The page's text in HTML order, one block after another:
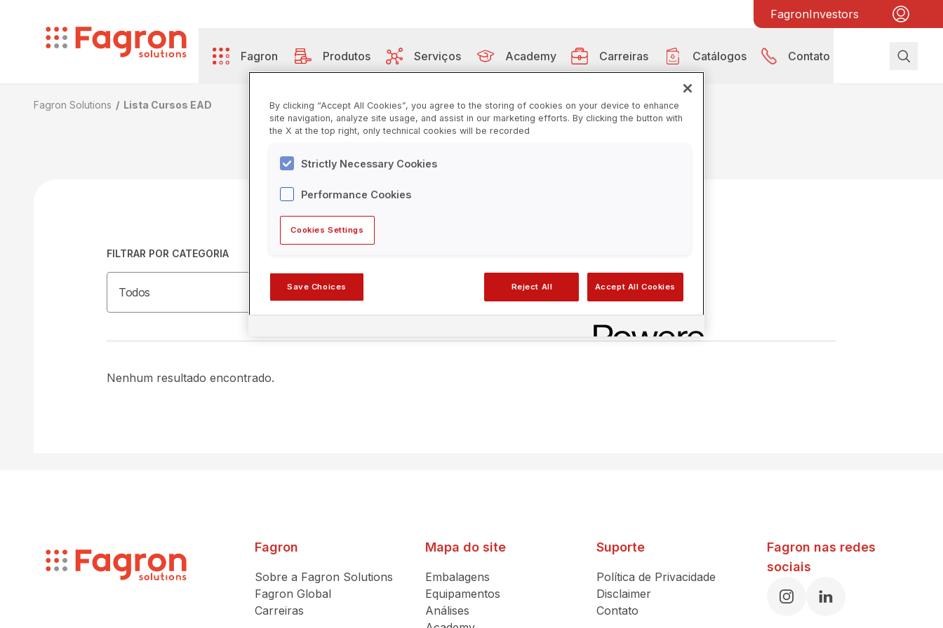
FagronInvestors
Fagron
Fagron Solutions
Produtos
Embalagens
Serviços
Nosso Laboratório
Academy
Video Platform
Carreiras
Vagas
Catálogos Contato
Fagron Solutions Lista Cursos EAD
FILTRAR POR CATEGORIA
Nenhum resultado encontrado.
Fagron
Sobre a Fagron Solutions
Fagron Global
Carreiras
Mapa do site
Embalagens
Equipamentos
Análises
Suporte
Política de Privacidade
Disclaimer
Contato
Fagron nas redes
sociais
By clicking “Accept All Cookies”, you agree to the storing of cookies on your device to enhance
site navigation, analyze site usage, and assist in our marketing efforts. By clicking the button with
the X at the top right, only technical cookies will be recorded
Strictly Necessary Cookies
Performance Cookies
Cookies Settings
Save Choices Reject All Accept All Cookies